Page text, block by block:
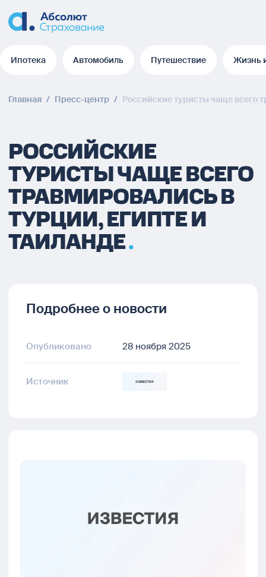
Ипотека Автомобиль Путешествие Жизнь
Главная / Пресс-центр / Российские туристы чаще всего
РОССИЙСКИЕ
ТУРИСТЫ ЧАЩЕ ВСЕГО
ТРАВМИРОВАЛИСЬ В
ТУРЦИИ, ЕГИПТЕ И
ТАИЛАНДЕ
Подробнее о новости
Опубликовано 28 ноября 2025
Источник